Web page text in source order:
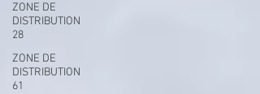
ZONE DE
DISTRIBUTION
28
ZONE DE
DISTRIBUTION
61